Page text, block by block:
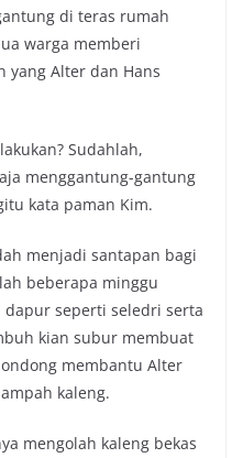
di teras rumah
warga memberi
yang Alter dan Hans
Sudahlah,
menggantung-gantung
kata paman Kim.
menjadi santapan bagi
beberapa minggu
seperti seledri serta
kian subur membuat
membantu Alter
kaleng.
mengolah kaleng bekas